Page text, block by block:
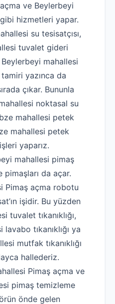
açma ve Beylerbeyi
hizmetleri yapar.
su tesisatçısı,
tuvalet gideri
Beylerbeyi mahallesi
tamiri yazınca da
çıkar. Bununla
noktasal su
mahallesi petek
mahallesi petek
yaparız.
mahallesi pimaş
pimaşları da açar.
Pimaş açma robotu
işidir. Bu yüzden
tuvalet tıkanıklığı,
tıkanıklığı ya
mutfak tıkanıklığı
hallederiz.
Pimaş açma ve
pimaş temizleme
önde gelen